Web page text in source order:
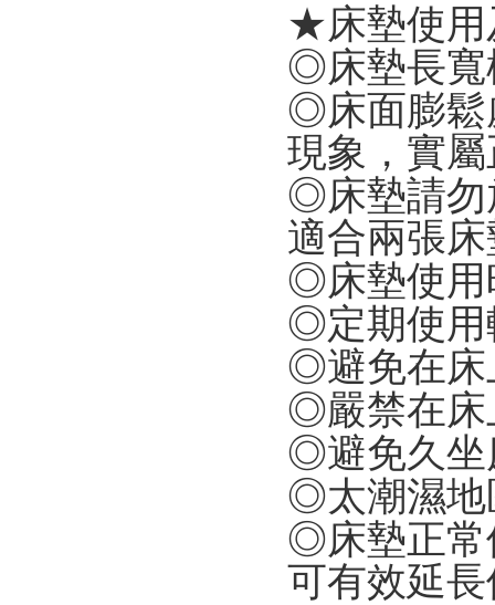
★床墊使
◎床墊長
◎床面膨
現象，實
◎床墊請
適合兩張
◎床墊使
◎定期使
◎避免在
◎嚴禁在
◎避免久
◎太潮濕
◎床墊正
可有效延